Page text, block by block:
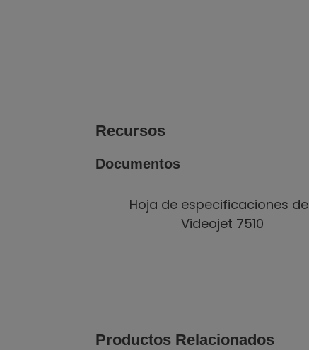
Recursos
Documentos
Hoja de especificaciones de
Videojet 7510
Productos Relacionados